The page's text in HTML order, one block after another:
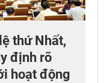
thứ Nhất,
định rõ
hoạt động